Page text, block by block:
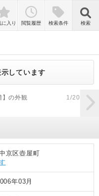
検索
に入り 閲覧履歴 検索条件 検索
しています
zoom_in
】の外観 1/20
京区壺屋町
年03月